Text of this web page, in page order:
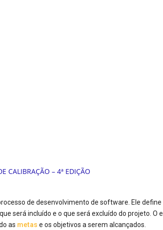
de desenvolvimento de software. Ele
será incluído e o que será excluído do projeto. O
as metas e os objetivos a serem alcançados.